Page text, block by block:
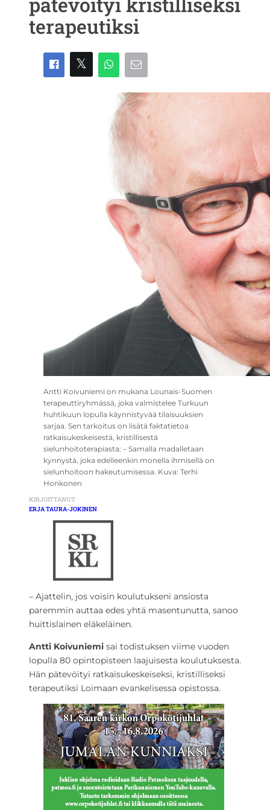
terapeutiksi
Antti Koivuniemi on mukana Lounais-Suomen
terapeuttiryhmässä, joka valmistelee Turkuun
huhtikuun lopulla käynnistyvää tilaisuuksien
sarjaa. Sen tarkoitus on lisätä faktatietoa
ratkaisukeskeisestä, kristillisestä
sielunhoitoterapiasta: – Samalla madalletaan
kynnystä, joka edelleenkin monella ihmisellä on
sielunhoitoon hakeutumisessa. Kuva: Terhi
Honkonen
KIRJOITTANUT
ERJA TAURA-JOKINEN
– Ajattelin, jos voisin koulutukseni ansiosta
paremmin auttaa edes yhtä masentunutta, sanoo
huittislainen eläkeläinen.
Antti Koivuniemi sai todistuksen viime vuoden
lopulla 80 opintopisteen laajuisesta koulutuksesta.
Hän pätevöityi ratkaisukeskeiseksi, kristilliseksi
terapeutiksi Loimaan evankelisessa opistossa.